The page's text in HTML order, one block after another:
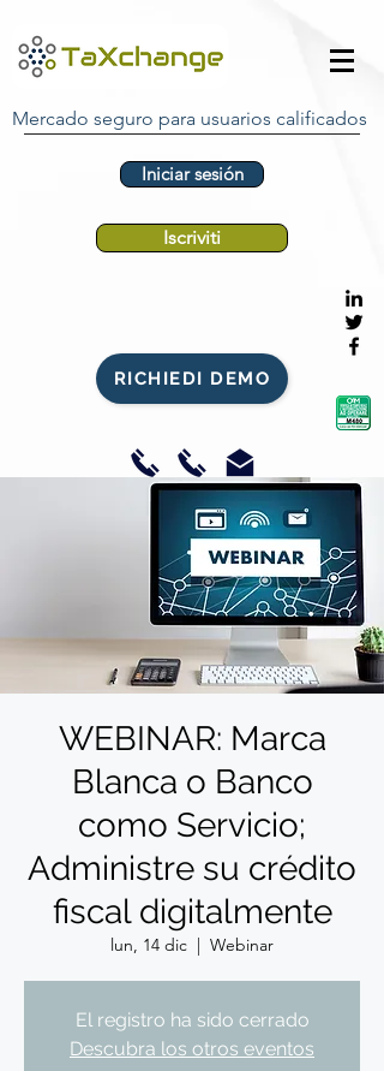
Mercado seguro para usuarios calificados
Iniciar sesión
Iscriviti
RICHIEDI DEMO
WEBINAR: Marca
Blanca o Banco
como Servicio;
Administre su crédito
fiscal digitalmente
lun, 14 dic
  |
Webinar
El registro ha sido cerrado
Descubra los otros eventos